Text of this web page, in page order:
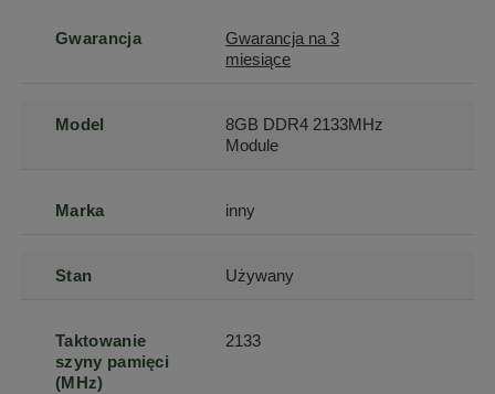
Gwarancja
Gwarancja na 3
miesiące
Model
8GB DDR4 2133MHz
Module
Marka inny
Stan Używany
Taktowanie
szyny pamięci
(MHz)
2133